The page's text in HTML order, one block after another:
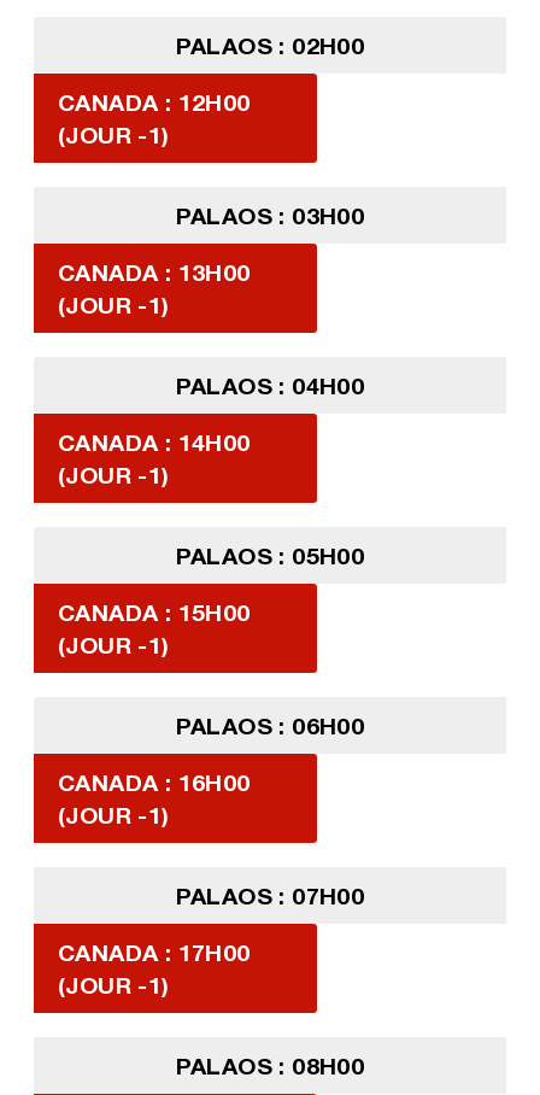
PALAOS : 02H00
CANADA : 12H00
(JOUR -1)
PALAOS : 03H00
CANADA : 13H00
(JOUR -1)
PALAOS : 04H00
CANADA : 14H00
(JOUR -1)
PALAOS : 05H00
CANADA : 15H00
(JOUR -1)
PALAOS : 06H00
CANADA : 16H00
(JOUR -1)
PALAOS : 07H00
CANADA : 17H00
(JOUR -1)
PALAOS : 08H00